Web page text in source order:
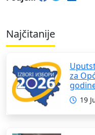
Najčitanije
za
19